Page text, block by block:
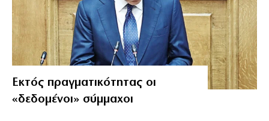
Εκτός πραγματικότητας οι
«δεδομένοι» σύμμαχοι